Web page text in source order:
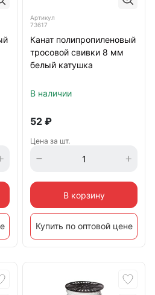
Артикул
73617
Канат полипропиленовый
тросовой свивки 8 мм
белый катушка
В наличии
52 ₽
Цена за шт.
В корзину
Купить по оптовой цене